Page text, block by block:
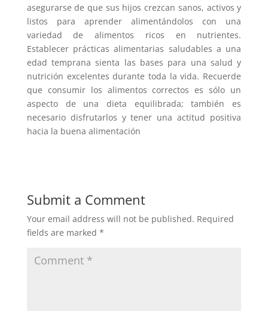
asegurarse de que sus hijos crezcan sanos, activos y
listos para aprender alimentándolos con una
variedad de alimentos ricos en nutrientes.
Establecer prácticas alimentarias saludables a una
edad temprana sienta las bases para una salud y
nutrición excelentes durante toda la vida. Recuerde
que consumir los alimentos correctos es sólo un
aspecto de una dieta equilibrada; también es
necesario disfrutarlos y tener una actitud positiva
hacia la buena alimentación
Submit a Comment
Your email address will not be published. Required
fields are marked *